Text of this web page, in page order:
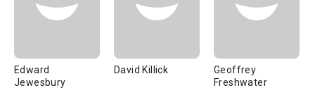
Edward
Jewesbury
David Killick
Geoffrey
Freshwater